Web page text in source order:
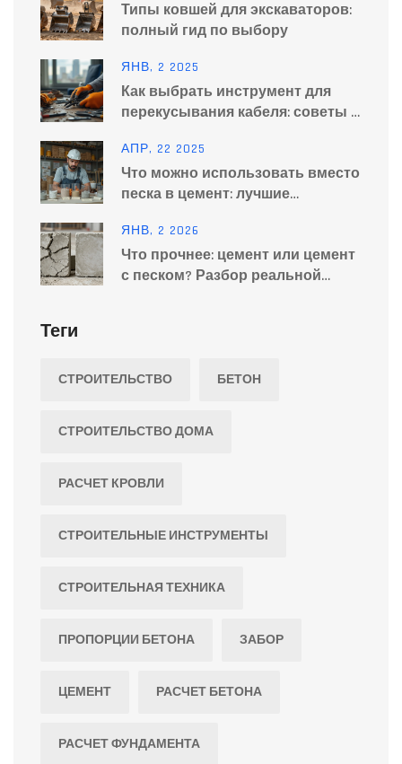
Типы ковшей для экскаваторов:
полный гид по выбору
ЯНВ, 2 2025
Как выбрать инструмент для
перекусывания кабеля: советы и
АПР, 22 2025
Что можно использовать вместо
песка в цемент: лучшие
ЯНВ, 2 2026
Что прочнее: цемент или цемент
с песком? Разбор реальной
Теги
СТРОИТЕЛЬСТВО БЕТОН
СТРОИТЕЛЬСТВО ДОМА
РАСЧЕТ КРОВЛИ
СТРОИТЕЛЬНЫЕ ИНСТРУМЕНТЫ
СТРОИТЕЛЬНАЯ ТЕХНИКА
ПРОПОРЦИИ БЕТОНА ЗАБОР
ЦЕМЕНТ РАСЧЕТ БЕТОНА
РАСЧЕТ ФУНДАМЕНТА